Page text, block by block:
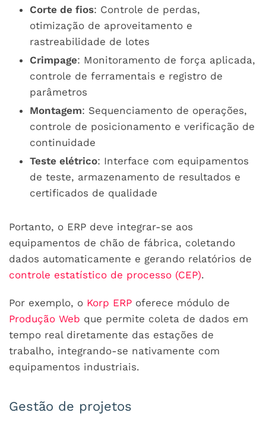
Corte de fios: Controle de perdas,
otimização de aproveitamento e
rastreabilidade de lotes
Crimpage: Monitoramento de força aplicada,
controle de ferramentais e registro de
parâmetros
Montagem: Sequenciamento de operações,
controle de posicionamento e verificação de
continuidade
Teste elétrico: Interface com equipamentos
de teste, armazenamento de resultados e
certificados de qualidade
Portanto, o ERP deve integrar-se aos
equipamentos de chão de fábrica, coletando
dados automaticamente e gerando relatórios de
controle estatístico de processo (CEP).
Por exemplo, o Korp ERP oferece módulo de
Produção Web que permite coleta de dados em
tempo real diretamente das estações de
trabalho, integrando-se nativamente com
equipamentos industriais.
Gestão de projetos